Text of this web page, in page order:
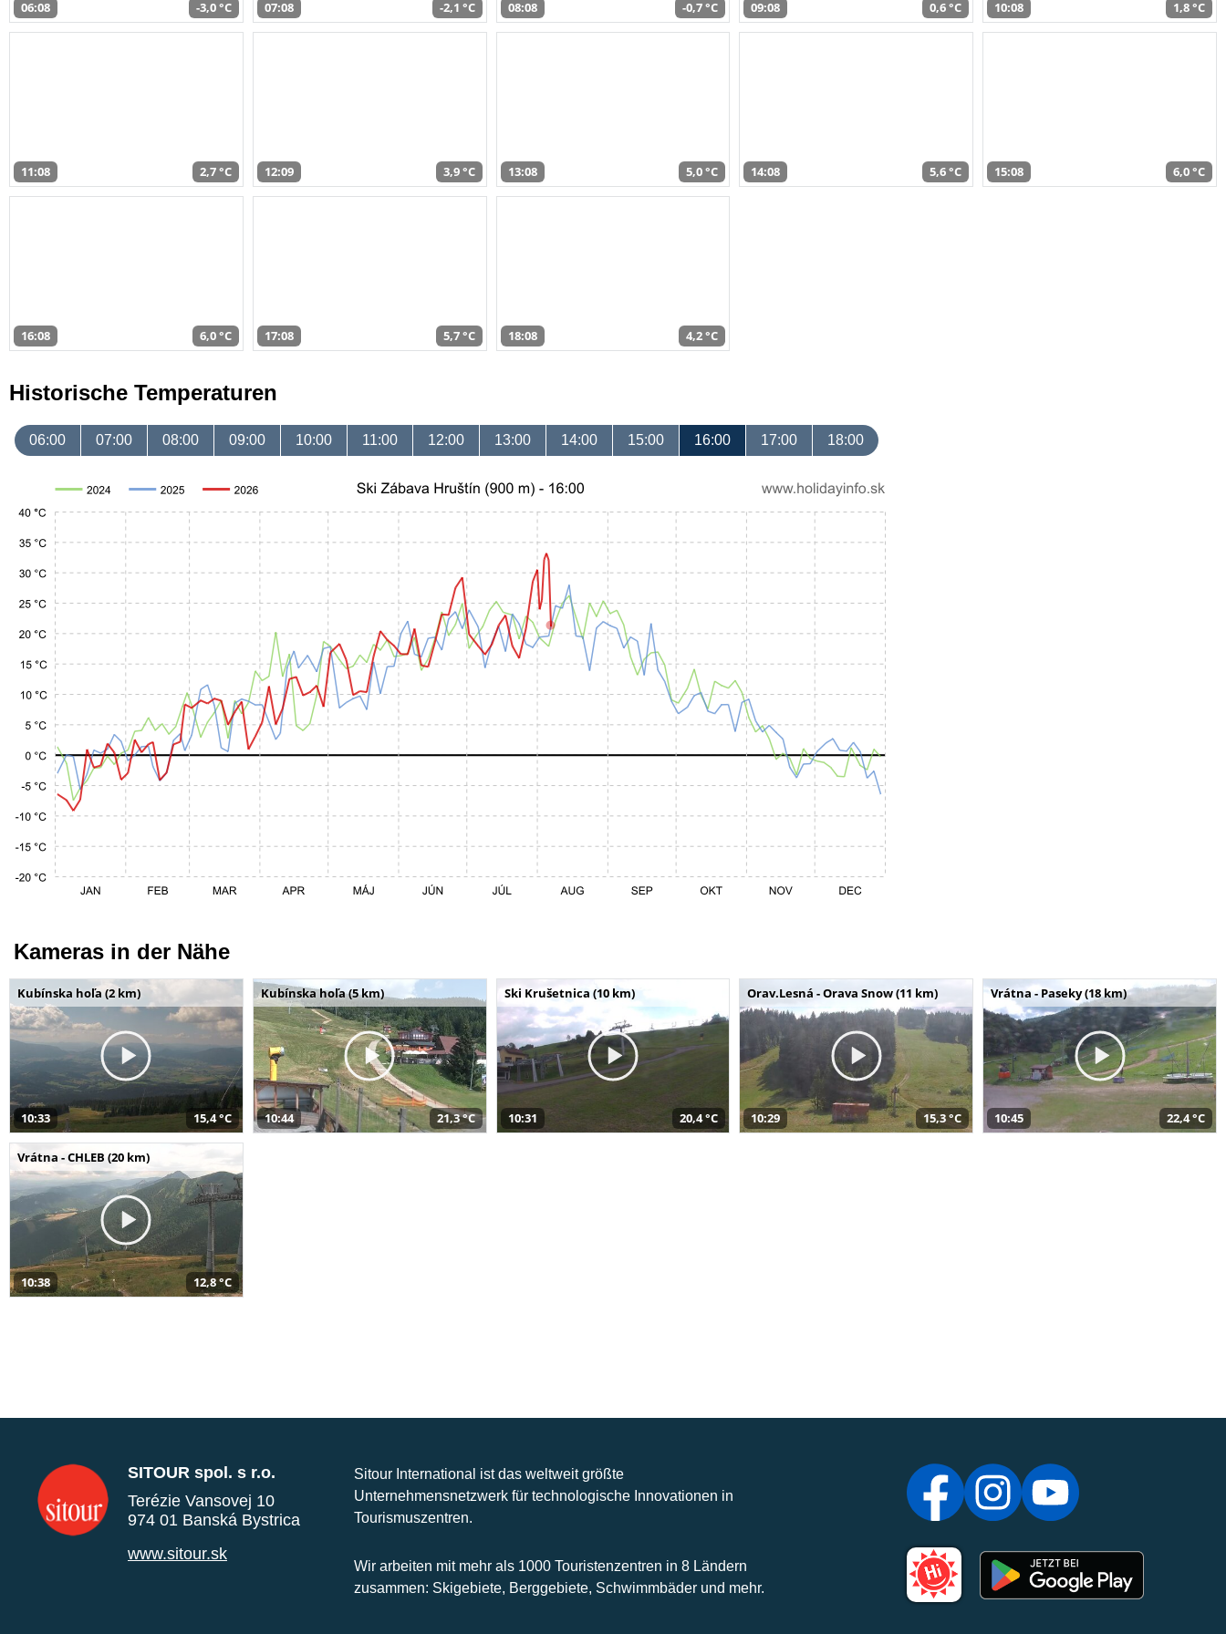
06:08 -3,0 °C 07:08 -2,1 °C 08:08 -0,7 °C 09:08 0,6 °C 10:08 1,8 °C
11:08 2,7 °C 12:09 3,9 °C 13:08 5,0 °C 14:08 5,6 °C 15:08 6,0 °C
16:08 6,0 °C 17:08 5,7 °C 18:08 4,2 °C
Historische Temperaturen
06:00 07:00 08:00 09:00 10:00 11:00 12:00 13:00 14:00 15:00 16:00 17:00 18:00
Kameras in der Nähe
Kubínska hoľa (2 km)
10:33 15,4 °C
Kubínska hoľa (5 km)
10:44 21,3 °C
Ski Krušetnica (10 km)
10:31 20,4 °C
Orav.Lesná - Orava Snow (11 km)
10:29 15,3 °C
Vrátna - Paseky (18 km)
10:45 22,4 °C
Vrátna - CHLEB (20 km)
10:38 12,8 °C
SITOUR spol. s r.o.
Terézie Vansovej 10
974 01 Banská Bystrica
www.sitour.sk
Sitour International ist das weltweit größte
Unternehmensnetzwerk für technologische Innovationen in
Tourismuszentren.
Wir arbeiten mit mehr als 1000 Touristenzentren in 8 Ländern
zusammen: Skigebiete, Berggebiete, Schwimmbäder und mehr.